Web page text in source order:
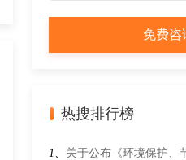
热搜排行榜
1、 关于公布《环境保护、